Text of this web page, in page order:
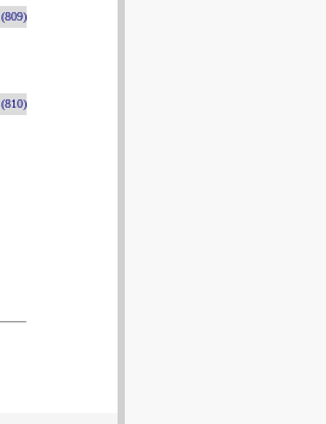
(809)
(810)